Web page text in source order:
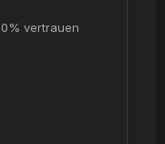
vertrauen